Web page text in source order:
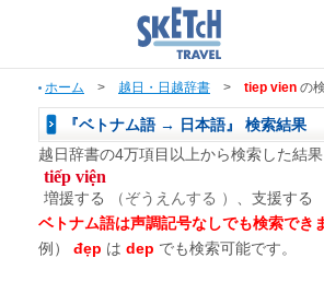
ホーム > 越日・日越辞書 > tiep vien の
『ベトナム語 → 日本語』 検索結果
越日辞書の4万項目以上から検索した結果
tiếp viện
増援する （ぞうえんする ） 、支援する
ベトナム語は声調記号なしでも検索でき
例）
đẹp は dep でも検索可能です。